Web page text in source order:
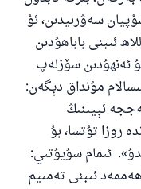
سەۋرىيدىن، ئۇ
ئىبنى باباھۇدىن
ئەنھۇدىن سۆزلەپ
مۇنداق دېگەن:
ئېيىنىڭ
روزا تۇتسا، بۇ
ئىمام سۇيۇتىي:
ئىبنى تەمىيم